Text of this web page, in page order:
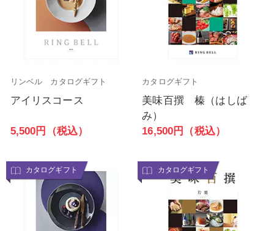
リンベル カタログギフト
アイリスコース
5,500円（税込）
カタログギフト
美味百撰 榛（はしば
み）
16,500円（税込）
カタログギフト カタログギフト